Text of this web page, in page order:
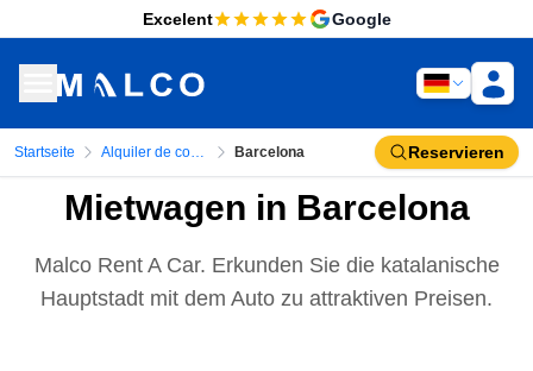
Excelent Google
Startseite Alquiler de coches Barcelona Reservieren
Mietwagen in Barcelona
Malco Rent A Car. Erkunden Sie die katalanische
Hauptstadt mit dem Auto zu attraktiven Preisen.